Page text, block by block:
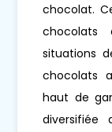
chocolat.
situations
chocolats
haut de